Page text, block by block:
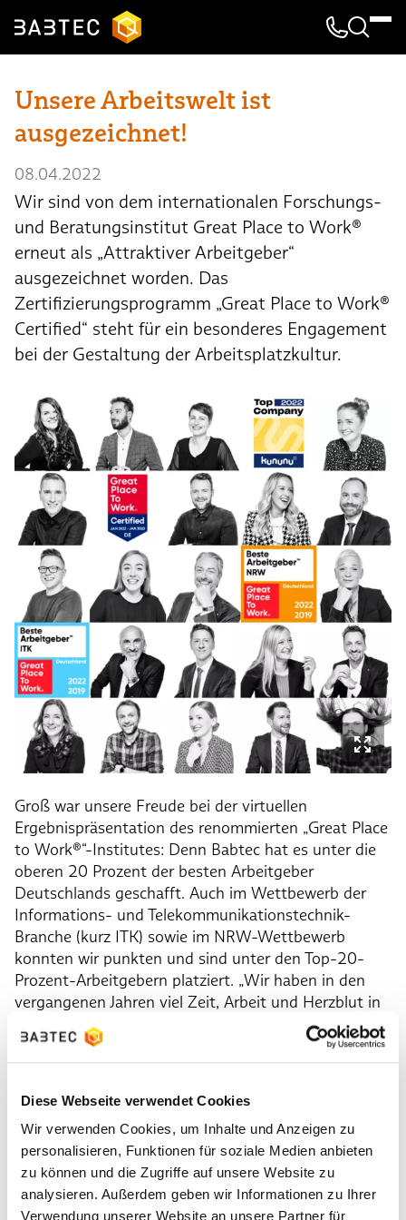
Diese Webseite verwendet Cookies
Wir verwenden Cookies, um Inhalte und Anzeigen zu
personalisieren, Funktionen für soziale Medien anbieten
zu können und die Zugriffe auf unsere Website zu
analysieren. Außerdem geben wir Informationen zu Ihrer
Verwendung unserer Website an unsere Partner für
Suche
Kontakt &
Unsere Arbeitswelt ist
ausgezeichnet!
08.04.2022
Wir sind von dem internationalen Forschungs-
und Beratungsinstitut Great Place to Work®
erneut als „Attraktiver Arbeitgeber“
ausgezeichnet worden. Das
Zertifizierungsprogramm „Great Place to Work®
Certified“ steht für ein besonderes Engagement
bei der Gestaltung der Arbeitsplatzkultur.
Groß war unsere Freude bei der virtuellen
Ergebnispräsentation des renommierten „Great Place
to Work®“-Institutes: Denn Babtec hat es unter die
oberen 20 Prozent der besten Arbeitgeber
Deutschlands geschafft. Auch im Wettbewerb der
Informations- und Telekommunikationstechnik-
Branche (kurz ITK) sowie im NRW-Wettbewerb
konnten wir punkten und sind unter den Top-20-
Prozent-Arbeitgebern platziert. „Wir haben in den
vergangenen Jahren viel Zeit, Arbeit und Herzblut in
unsere Arbeitsplatzkultur gesteckt“, sagt Dagmar
Henkel, in unserem Unternehmen als Teil der
Geschäftsleitung verantwortlich für die
positiv diese Arbeit von unseren Teammitgliedern
bewertet wird. Gleichzeitig geben uns die Ergebnisse
der Teambefragung aber auch wertvollen Input für
unsere Entwicklungspotenziale.“